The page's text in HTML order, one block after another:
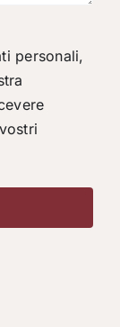
personali,